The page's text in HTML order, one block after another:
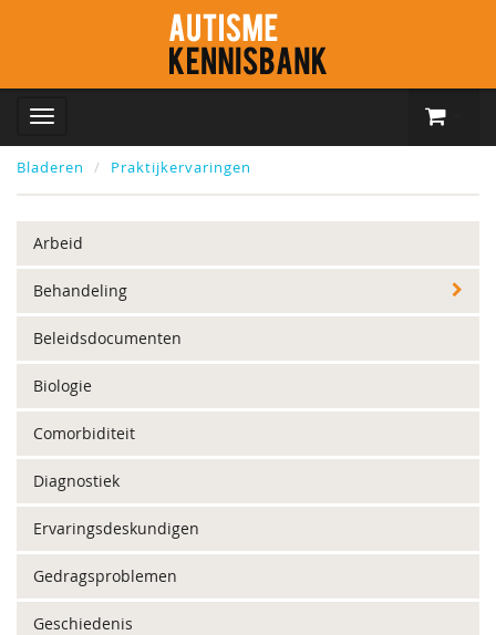
Bladeren Praktijkervaringen
Arbeid
Behandeling
Beleidsdocumenten
Biologie
Comorbiditeit
Diagnostiek
Ervaringsdeskundigen
Gedragsproblemen
Geschiedenis